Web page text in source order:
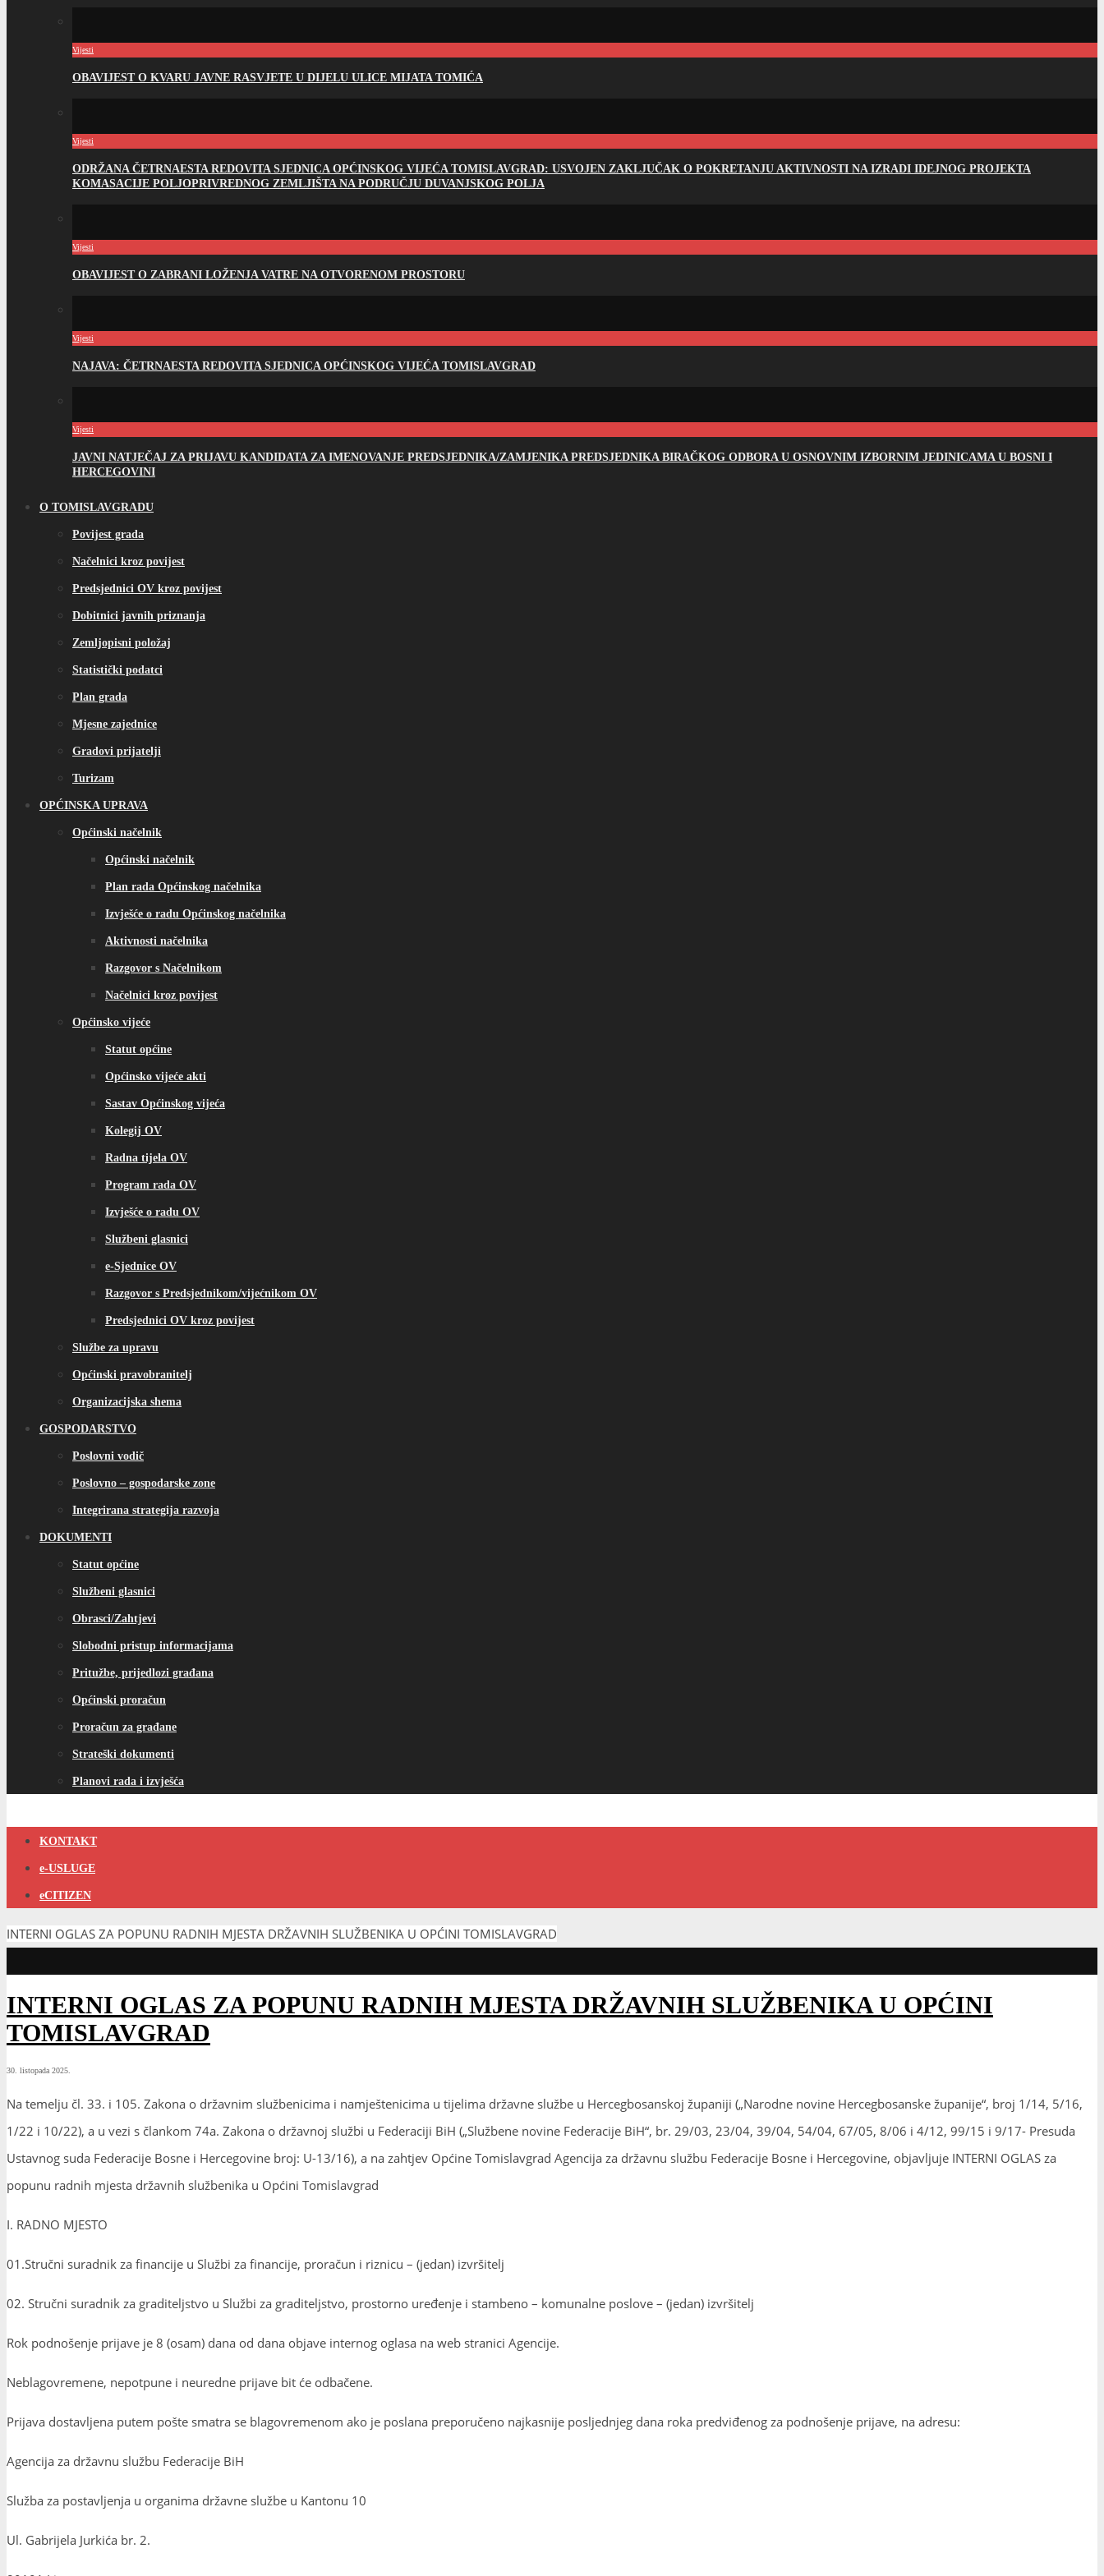
Vijesti
OBAVIJEST O KVARU JAVNE RASVJETE U DIJELU ULICE MIJATA TOMIĆA
Vijesti
ODRŽANA ČETRNAESTA REDOVITA SJEDNICA OPĆINSKOG VIJEĆA TOMISLAVGRAD: USVOJEN ZAKLJUČAK O POKRETANJU AKTIVNOSTI NA IZRADI IDEJNOG PROJEKTA
KOMASACIJE POLJOPRIVREDNOG ZEMLJIŠTA NA PODRUČJU DUVANJSKOG POLJA
Vijesti
OBAVIJEST O ZABRANI LOŽENJA VATRE NA OTVORENOM PROSTORU
Vijesti
NAJAVA: ČETRNAESTA REDOVITA SJEDNICA OPĆINSKOG VIJEĆA TOMISLAVGRAD
Vijesti
JAVNI NATJEČAJ ZA PRIJAVU KANDIDATA ZA IMENOVANJE PREDSJEDNIKA/ZAMJENIKA PREDSJEDNIKA BIRAČKOG ODBORA U OSNOVNIM IZBORNIM JEDINICAMA U BOSNI I
HERCEGOVINI
O TOMISLAVGRADU
Povijest grada
Načelnici kroz povijest
Predsjednici OV kroz povijest
Dobitnici javnih priznanja
Zemljopisni položaj
Statistički podatci
Plan grada
Mjesne zajednice
Gradovi prijatelji
Turizam
OPĆINSKA UPRAVA
Općinski načelnik
Općinski načelnik
Plan rada Općinskog načelnika
Izvješće o radu Općinskog načelnika
Aktivnosti načelnika
Razgovor s Načelnikom
Načelnici kroz povijest
Općinsko vijeće
Statut općine
Općinsko vijeće akti
Sastav Općinskog vijeća
Kolegij OV
Radna tijela OV
Program rada OV
Izvješće o radu OV
Službeni glasnici
e-Sjednice OV
Razgovor s Predsjednikom/vijećnikom OV
Predsjednici OV kroz povijest
Službe za upravu
Općinski pravobranitelj
Organizacijska shema
GOSPODARSTVO
Poslovni vodič
Poslovno – gospodarske zone
Integrirana strategija razvoja
DOKUMENTI
Statut općine
Službeni glasnici
Obrasci/Zahtjevi
Slobodni pristup informacijama
Pritužbe, prijedlozi građana
Općinski proračun
Proračun za građane
Strateški dokumenti
Planovi rada i izvješća
KONTAKT
e-USLUGE
eCITIZEN
INTERNI OGLAS ZA POPUNU RADNIH MJESTA DRŽAVNIH SLUŽBENIKA U OPĆINI TOMISLAVGRAD
INTERNI OGLAS ZA POPUNU RADNIH MJESTA DRŽAVNIH SLUŽBENIKA U OPĆINI
TOMISLAVGRAD
30. listopada 2025.
Na temelju čl. 33. i 105. Zakona o državnim službenicima i namještenicima u tijelima državne službe u Hercegbosanskoj županiji („Narodne novine Hercegbosanske županije“, broj 1/14, 5/16,
1/22 i 10/22), a u vezi s člankom 74a. Zakona o državnoj službi u Federaciji BiH („Službene novine Federacije BiH“, br. 29/03, 23/04, 39/04, 54/04, 67/05, 8/06 i 4/12, 99/15 i 9/17- Presuda
Ustavnog suda Federacije Bosne i Hercegovine broj: U-13/16), a na zahtjev Općine Tomislavgrad Agencija za državnu službu Federacije Bosne i Hercegovine, objavljuje INTERNI OGLAS za
popunu radnih mjesta državnih službenika u Općini Tomislavgrad
I. RADNO MJESTO
01.Stručni suradnik za financije u Službi za financije, proračun i riznicu – (jedan) izvršitelj
02. Stručni suradnik za graditeljstvo u Službi za graditeljstvo, prostorno uređenje i stambeno – komunalne poslove – (jedan) izvršitelj
Rok podnošenje prijave je 8 (osam) dana od dana objave internog oglasa na web stranici Agencije.
Neblagovremene, nepotpune i neuredne prijave bit će odbačene.
Prijava dostavljena putem pošte smatra se blagovremenom ako je poslana preporučeno najkasnije posljednjeg dana roka predviđenog za podnošenje prijave, na adresu:
Agencija za državnu službu Federacije BiH
Služba za postavljenja u organima državne službe u Kantonu 10
Ul. Gabrijela Jurkića br. 2.